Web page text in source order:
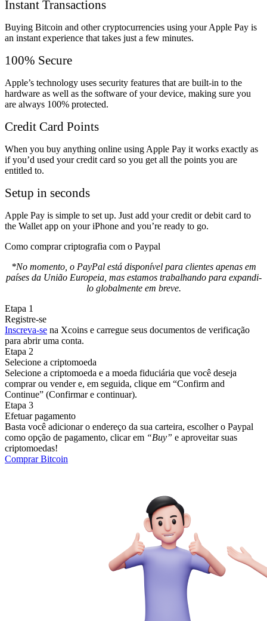
Instant Transactions
Buying Bitcoin and other cryptocurrencies using your Apple Pay is
an instant experience that takes just a few minutes.
100% Secure
Apple’s technology uses security features that are built-in to the
hardware as well as the software of your device, making sure you
are always 100% protected.
Credit Card Points
When you buy anything online using Apple Pay it works exactly as
if you’d used your credit card so you get all the points you are
entitled to.
Setup in seconds
Apple Pay is simple to set up. Just add your credit or debit card to
the Wallet app on your iPhone and you’re ready to go.
Como comprar criptografia com o Paypal
*No momento, o PayPal está disponível para clientes apenas em
países da União Europeia, mas estamos trabalhando para expandi-
lo globalmente em breve.
Etapa 1
Registre-se
Inscreva-se na Xcoins e carregue seus documentos de verificação
para abrir uma conta.
Etapa 2
Selecione a criptomoeda
Selecione a criptomoeda e a moeda fiduciária que você deseja
comprar ou vender e, em seguida, clique em “Confirm and
Continue” (Confirmar e continuar).
Etapa 3
Efetuar pagamento
Basta você adicionar o endereço da sua carteira, escolher o Paypal
como opção de pagamento, clicar em “Buy” e aproveitar suas
criptomoedas!
Comprar Bitcoin